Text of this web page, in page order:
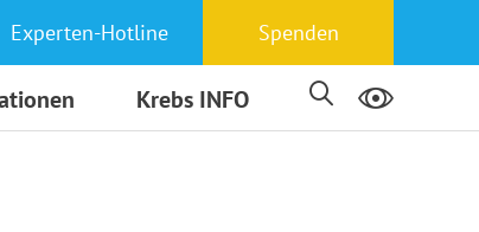
Experten-Hotline Spenden
Krebs INFO